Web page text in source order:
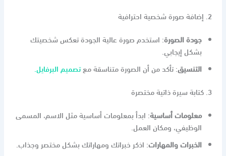
2. إضافة صورة شخصية احترافية
جودة الصورة: استخدم صورة عالية الجودة تعكس شخصيتك
بشكل إيجابي.
التنسيق: تأكد من أن الصورة متناسقة معتصميم البرفايل.
3. كتابة سيرة ذاتية مختصرة
معلومات أساسية: ابدأ بمعلومات أساسية مثل الاسم، المسمى
الوظيفي، ومكان العمل.
الخبرات والمهارات: اذكر خبراتك ومهاراتك بشكل مختصر وجذاب.